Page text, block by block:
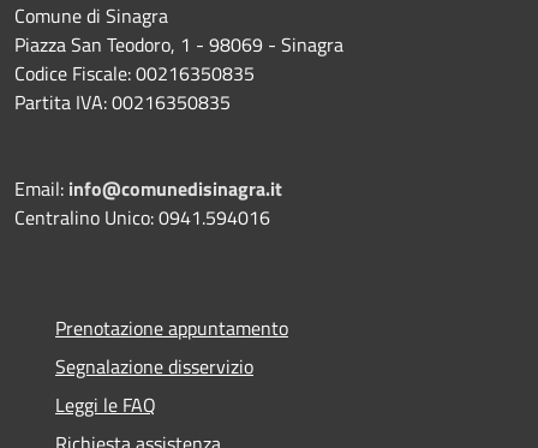
Comune di Sinagra
Piazza San Teodoro, 1 - 98069 - Sinagra
Codice Fiscale: 00216350835
Partita IVA: 00216350835
Email: info@comunedisinagra.it
Centralino Unico: 0941.594016
Prenotazione appuntamento
Segnalazione disservizio
Leggi le FAQ